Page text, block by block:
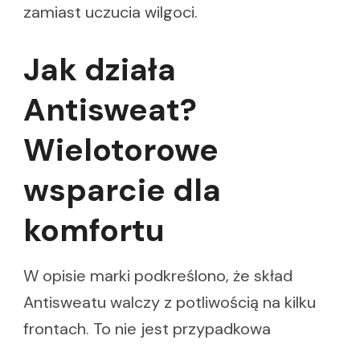
zamiast uczucia wilgoci.
Jak działa
Antisweat?
Wielotorowe
wsparcie dla
komfortu
W opisie marki podkreślono, że skład
Antisweatu walczy z potliwością na kilku
frontach. To nie jest przypadkowa